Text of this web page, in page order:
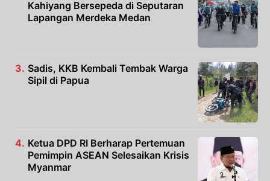
Kahiyang Bersepeda di Seputaran
Lapangan Merdeka Medan
Sadis, KKB Kembali Tembak Warga
Sipil di Papua
Ketua DPD RI Berharap Pertemuan
Pemimpin ASEAN Selesaikan Krisis
Myanmar